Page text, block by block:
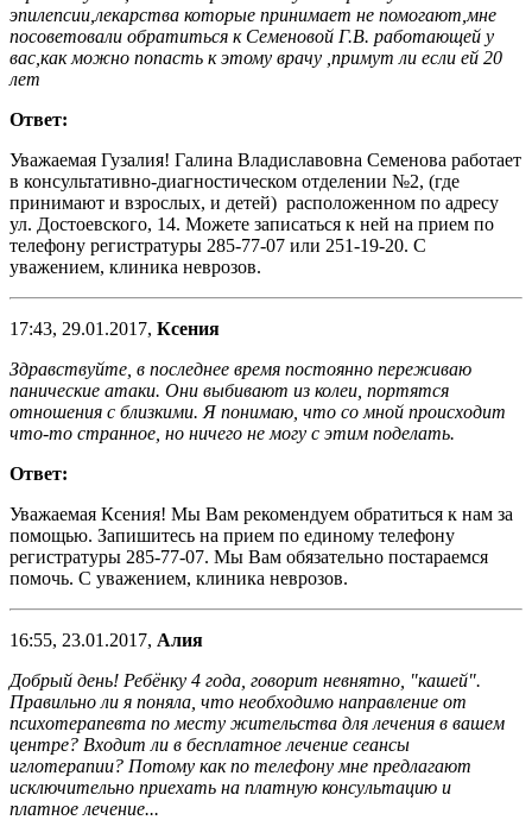
эпилепсии,лекарства которые принимает не помогают,мне
посоветовали обратиться к Семеновой Г.В. работающей у
вас,как можно попасть к этому врачу ,примут ли если ей 20
лет
Ответ:
Уважаемая Гузалия! Галина Владиславовна Семенова работает
в консультативно-диагностическом отделении №2, (где
принимают и взрослых, и детей) расположенном по адресу
ул. Достоевского, 14. Можете записаться к ней на прием по
телефону регистратуры 285-77-07 или 251-19-20. С
уважением, клиника неврозов.
17:43, 29.01.2017, Ксения
Здравствуйте, в последнее время постоянно переживаю
панические атаки. Они выбивают из колеи, портятся
отношения с близкими. Я понимаю, что со мной происходит
что-то странное, но ничего не могу с этим поделать.
Ответ:
Уважаемая Ксения! Мы Вам рекомендуем обратиться к нам за
помощью. Запишитесь на прием по единому телефону
регистратуры 285-77-07. Мы Вам обязательно постараемся
помочь. С уважением, клиника неврозов.
16:55, 23.01.2017, Алия
Добрый день! Ребёнку 4 года, говорит невнятно, "кашей".
Правильно ли я поняла, что необходимо направление от
психотерапевта по месту жительства для лечения в вашем
центре? Входит ли в бесплатное лечение сеансы
иглотерапии? Потому как по телефону мне предлагают
исключительно приехать на платную консультацию и
платное лечение...